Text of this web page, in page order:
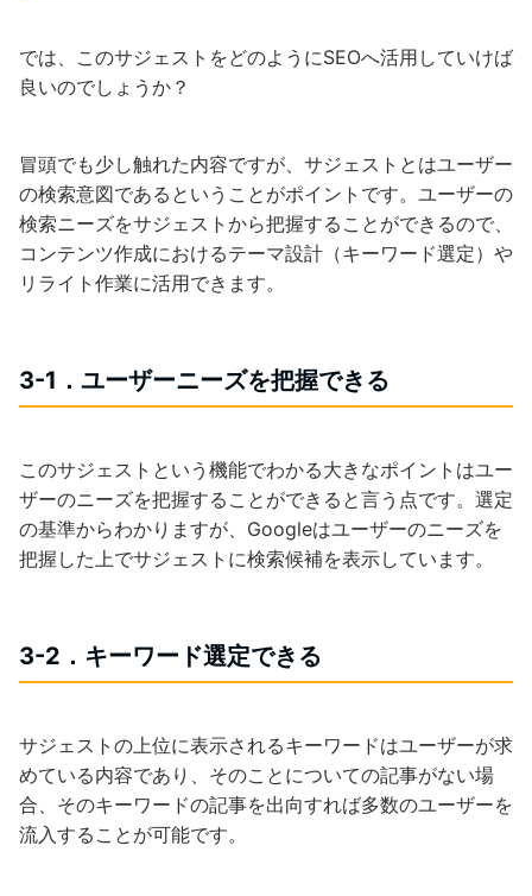
では、このサジェストをどのようにSEOへ活用していけば
良いのでしょうか？
冒頭でも少し触れた内容ですが、サジェストとはユーザー
の検索意図であるということがポイントです。ユーザーの
検索ニーズをサジェストから把握することができるので、
コンテンツ作成におけるテーマ設計（キーワード選定）や
リライト作業に活用できます。
3-1．ユーザーニーズを把握できる
このサジェストという機能でわかる大きなポイントはユー
ザーのニーズを把握することができると言う点です。選定
の基準からわかりますが、Googleはユーザーのニーズを
把握した上でサジェストに検索候補を表示しています。
3-2．キーワード選定できる
サジェストの上位に表示されるキーワードはユーザーが求
めている内容であり、そのことについての記事がない場
合、そのキーワードの記事を出向すれば多数のユーザーを
流入することが可能です。